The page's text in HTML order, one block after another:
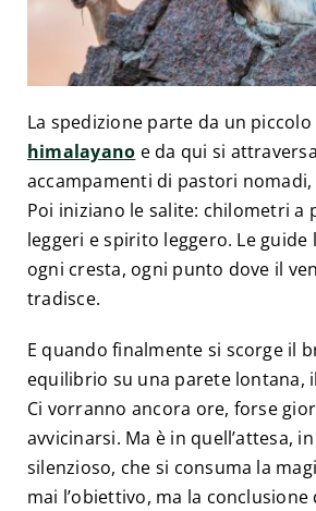
La spedizione parte da un piccolo
himalayano e da qui si
accampamenti di pastori
Poi iniziano le salite: chilometri a
leggeri e spirito leggero. Le guide
ogni cresta, ogni punto dove il
tradisce.
E quando finalmente si scorge il
equilibrio su una parete lontana,
Ci vorranno ancora ore, forse
avvicinarsi. Ma è in quell’attesa,
silenzioso, che si consuma la
mai l’obiettivo, ma la conclusione